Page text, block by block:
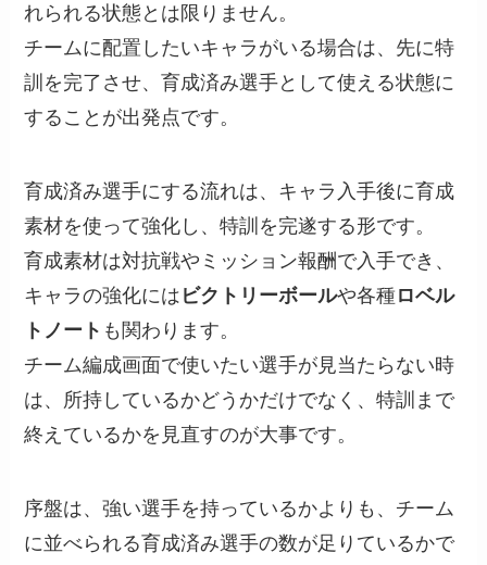
れられる状態とは限りません。
チームに配置したいキャラがいる場合は、先に特
訓を完了させ、育成済み選手として使える状態に
することが出発点です。
育成済み選手にする流れは、キャラ入手後に育成
素材を使って強化し、特訓を完遂する形です。
育成素材は対抗戦やミッション報酬で入手でき、
キャラの強化には ビクトリーボールや各種ロベル
トノート も関わります。
チーム編成画面で使いたい選手が見当たらない時
は、所持しているかどうかだけでなく、特訓まで
終えているかを見直すのが大事です。
序盤は、強い選手を持っているかよりも、チーム
に並べられる育成済み選手の数が足りているかで